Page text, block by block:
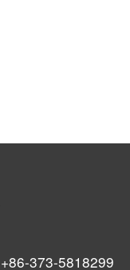
+86-373-5818299